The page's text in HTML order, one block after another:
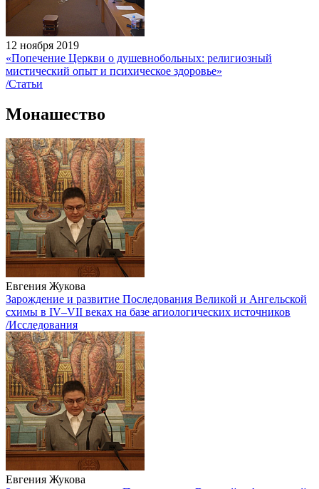
12 ноября 2019
«Попечение Церкви о душевнобольных: религиозный
мистический опыт и психическое здоровье»
/Статьи
Монашество
Евгения Жукова
Зарождение и развитие Последования Великой и Ангельской
схимы в ΙV–VII веках на базе агиологических источников
/Исследования
Евгения Жукова